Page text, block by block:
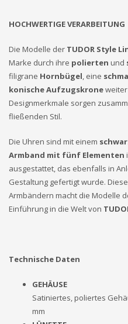
HOCHWERTIGE VERARBEITUNG
Die Modelle der TUDOR Style
Marke durch ihre polierten und
filigrane Hornbügel , eine
konische Aufzugskrone
Designmerkmale sorgen
fließenden Stil.
Die Uhren sind mit einem
Armband mit fünf Elementen
ausgestattet, das ebenfalls in
Gestaltung gefertigt wurde.
Armbändern macht die Modelle
Einführung in die Welt von
Technische Daten
GEHÄUSE
Satiniertes, poliertes
mm